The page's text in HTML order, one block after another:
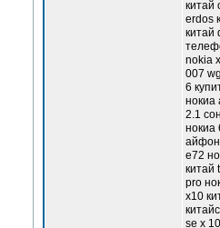
китай
erdos
китай
nokia
007
6
нокиа
2.1
нокиа
айфон
е72
китай
pro
x10
se x